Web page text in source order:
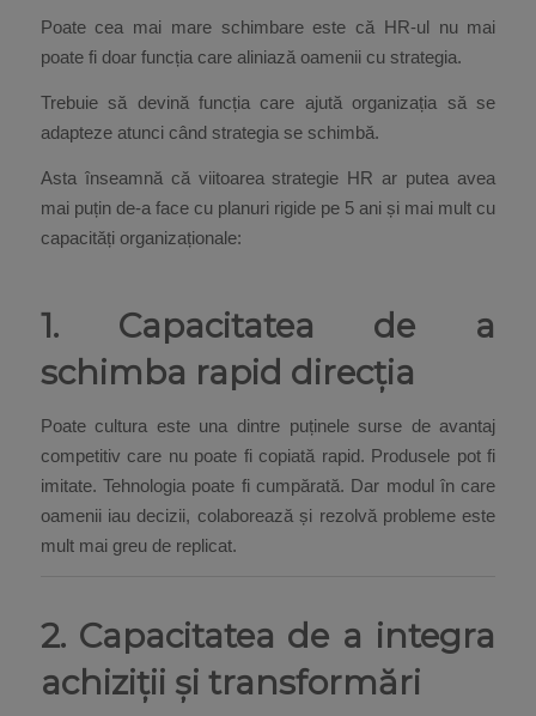
Poate cea mai mare schimbare este că HR-ul nu mai
poate fi doar funcția care aliniază oamenii cu strategia.
Trebuie să devină funcția care ajută organizația să se
adapteze atunci când strategia se schimbă.
Asta înseamnă că viitoarea strategie HR ar putea avea
mai puțin de-a face cu planuri rigide pe 5 ani și mai mult cu
capacități organizaționale:
1. Capacitatea de a
schimba rapid direcția
Poate cultura este una dintre puținele surse de avantaj
competitiv care nu poate fi copiată rapid. Produsele pot fi
imitate. Tehnologia poate fi cumpărată. Dar modul în care
oamenii iau decizii, colaborează și rezolvă probleme este
mult mai greu de replicat.
2. Capacitatea de a integra
achiziții și transformări